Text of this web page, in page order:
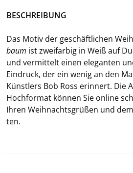
BE­SCHREI­BUNG
Das Motiv der ge­schäft­li­chen
baum ist zwei­far­big in Weiß auf
und ver­mit­telt einen ele­gan­ten
Ein­druck, der ein wenig an den
Künst­lers Bob Ross er­in­nert. Die
Hoch­for­mat kön­nen Sie on­line
Ihren Weih­nachts­grü­ßen und
ten.